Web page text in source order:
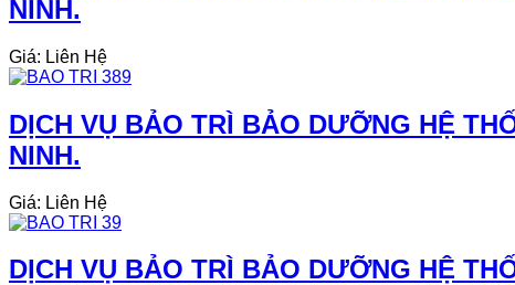
NINH.
Giá: Liên Hệ
DỊCH VỤ BẢO TRÌ BẢO DƯỠNG HỆ
NINH.
Giá: Liên Hệ
DỊCH VỤ BẢO TRÌ BẢO DƯỠNG HỆ